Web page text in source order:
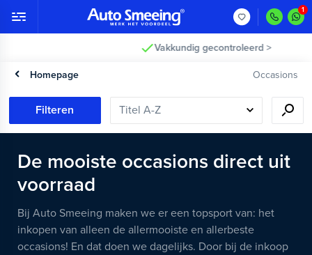
Vakkundig gecontroleerd >
Homepage Occasions
Filteren
De mooiste occasions direct uit
voorraad
Bij Auto Smeeing maken we er een topsport van: het
inkopen van alleen de allermooiste en allerbeste
occasions! En dat doen we dagelijks. Door bij de inkoop